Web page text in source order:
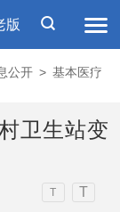
版
公开 > 基本医疗
卫生站变
T T